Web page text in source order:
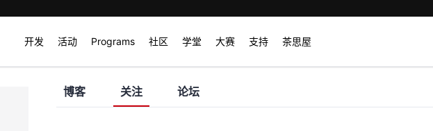
开发 活动 Programs 社区 学堂 大赛 支持 茶思屋
博客 关注 论坛